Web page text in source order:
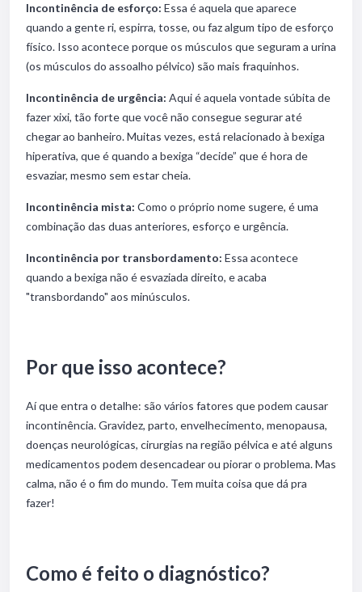
Incontinência de esforço: Essa é aquela que aparece
quando a gente ri, espirra, tosse, ou faz algum tipo de esforço
físico. Isso acontece porque os músculos que seguram a urina
(os músculos do assoalho pélvico) são mais fraquinhos.
Incontinência de urgência: Aqui é aquela vontade súbita de
fazer xixi, tão forte que você não consegue segurar até
chegar ao banheiro. Muitas vezes, está relacionado à bexiga
hiperativa, que é quando a bexiga “decide” que é hora de
esvaziar, mesmo sem estar cheia.
Incontinência mista: Como o próprio nome sugere, é uma
combinação das duas anteriores, esforço e urgência.
Incontinência por transbordamento: Essa acontece
quando a bexiga não é esvaziada direito, e acaba
"transbordando" aos minúsculos.
Por que isso acontece?
Aí que entra o detalhe: são vários fatores que podem causar
incontinência. Gravidez, parto, envelhecimento, menopausa,
doenças neurológicas, cirurgias na região pélvica e até alguns
medicamentos podem desencadear ou piorar o problema. Mas
calma, não é o fim do mundo. Tem muita coisa que dá pra
fazer!
Como é feito o diagnóstico?